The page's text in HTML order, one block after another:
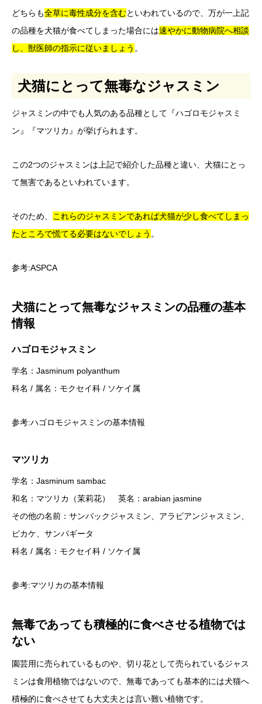
どちらも全草に毒性成分を含むといわれているので、万が一上記
の品種を犬猫が食べてしまった場合には速やかに動物病院へ相談
し、獣医師の指示に従いましょう 。
犬猫にとって無毒なジャスミン
ジャスミンの中でも人気のある品種として『ハゴロモジャスミ
ン』『マツリカ』が挙げられます。
この2つのジャスミンは上記で紹介した品種と違い、犬猫にとっ
て無害であるといわれています。
そのため、
これらのジャスミンであれば犬猫が少し食べてしまっ
たところで慌てる必要はないでしょう 。
参考:ASPCA
犬猫にとって無毒なジャスミンの品種の基本
情報
ハゴロモジャスミン
学名：Jasminum polyanthum
科名 / 属名：モクセイ科 / ソケイ属
参考:ハゴロモジャスミンの基本情報
マツリカ
学名：Jasminum sambac
和名：マツリカ（茉莉花） 英名：arabian jasmine
その他の名前：サンバックジャスミン、アラビアンジャスミン、
ピカケ、サンパギータ
科名 / 属名：モクセイ科 / ソケイ属
参考:マツリカの基本情報
無毒であっても積極的に食べさせる植物では
ない
園芸用に売られているものや、切り花として売られているジャス
ミンは食用植物ではないので、無毒であっても基本的には犬猫へ
積極的に食べさせても大丈夫とは言い難い植物です。